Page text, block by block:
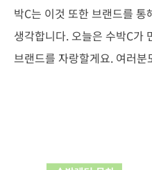
박C는 이것 또한 브랜드를 통
생각합니다. 오늘은 수박C가
브랜드를 자랑할게요. 여러